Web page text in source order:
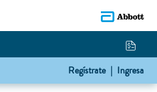
Regístrate | Ingresa